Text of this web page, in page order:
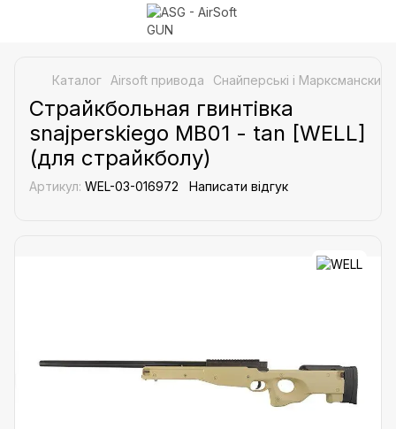
Каталог Airsoft привода Снайперські і Марксманские
Страйкбольная гвинтівка
snajperskiego MB01 - tan [WELL]
(для страйкболу)
Артикул: WEL-03-016972 Написати відгук